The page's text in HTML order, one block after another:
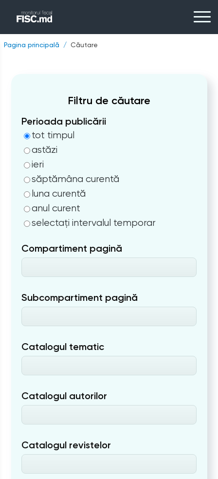
Pagina principală Căutare
Filtru de căutare
Perioada publicării
tot timpul
astăzi
ieri
săptămâna curentă
luna curentă
anul curent
selectați intervalul temporar
Compartiment pagină
Subcompartiment pagină
Catalogul tematic
Catalogul autorilor
Catalogul revistelor